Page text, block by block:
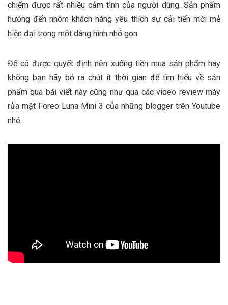
chiếm được rất nhiều cảm tình của người dùng. Sản phẩm
hướng đến nhóm khách hàng yêu thích sự cải tiến mới mẻ
hiện đại trong một dáng hình nhỏ gọn.
Để có được quyết định nên xuống tiền mua sản phẩm hay
không bạn hãy bỏ ra chút ít thời gian để tìm hiểu về sản
phẩm qua bài viết này cũng như qua các video review máy
rửa mặt Foreo Luna Mini 3 của những blogger trên Youtube
nhé.